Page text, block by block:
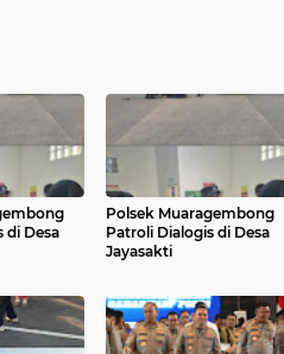
di Desa
Polsek Muaragembong
Patroli Dialogis di Desa
Jayasakti